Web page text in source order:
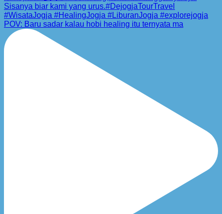
POV: Baru sadar kalau hobi healing itu ternyata ma